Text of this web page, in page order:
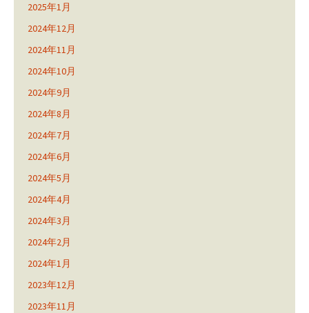
2025年1月
2024年12月
2024年11月
2024年10月
2024年9月
2024年8月
2024年7月
2024年6月
2024年5月
2024年4月
2024年3月
2024年2月
2024年1月
2023年12月
2023年11月